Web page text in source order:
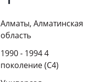
Алматы, Алматинская
область
1990 - 1994 4
поколение (C4)